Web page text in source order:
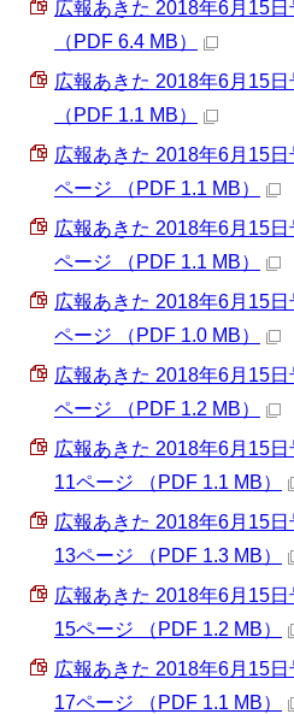
広報あきた 2018年6月15
（PDF 6.4 MB）
広報あきた 2018年6月15
（PDF 1.1 MB）
広報あきた 2018年6月15
ページ （PDF 1.1 MB）
広報あきた 2018年6月15
ページ （PDF 1.1 MB）
広報あきた 2018年6月15
ページ （PDF 1.0 MB）
広報あきた 2018年6月15
ページ （PDF 1.2 MB）
広報あきた 2018年6月15
11ページ （PDF 1.1 MB）
広報あきた 2018年6月15
13ページ （PDF 1.3 MB）
広報あきた 2018年6月15
15ページ （PDF 1.2 MB）
広報あきた 2018年6月15
17ページ （PDF 1.1 MB）